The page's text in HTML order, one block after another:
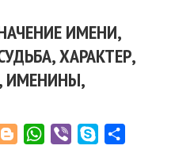
ИМЕНИ,
ХАРАКТЕР,
ИМЕНИНЫ,
TwitterBloggerWhatsApp
Viber Skype